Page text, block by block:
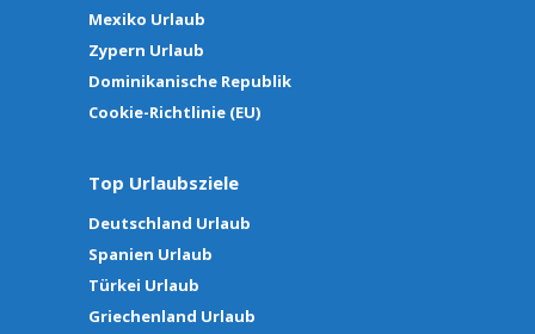
Mexiko Urlaub
Zypern Urlaub
Dominikanische Republik
Cookie-Richtlinie (EU)
Top Urlaubsziele
Deutschland Urlaub
Spanien Urlaub
Türkei Urlaub
Griechenland Urlaub